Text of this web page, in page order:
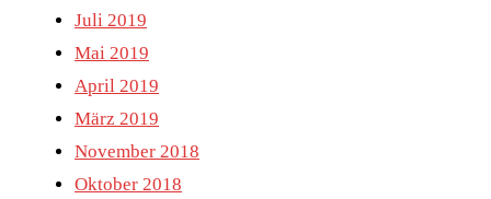
Juli 2019
Mai 2019
April 2019
März 2019
November 2018
Oktober 2018